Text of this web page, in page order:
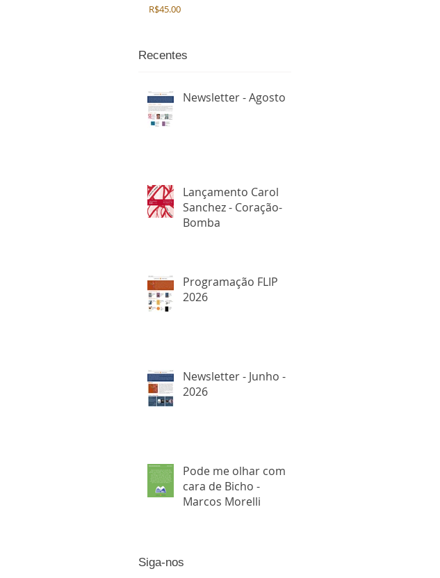
R$45.00Preço
Recentes
Newsletter - Agosto
Lançamento Carol
Sanchez - Coração-
Bomba
Programação FLIP
2026
Newsletter - Junho -
2026
Pode me olhar com
cara de Bicho -
Marcos Morelli
Siga-nos